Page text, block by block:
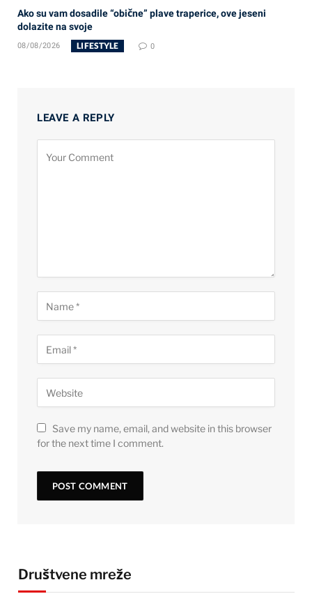
Ako su vam dosadile “obične” plave traperice, ove jeseni
dolazite na svoje
08/08/2026 LIFESTYLE 0
LEAVE A REPLY
Save my name, email, and website in this browser
for the next time I comment.
Društvene mreže